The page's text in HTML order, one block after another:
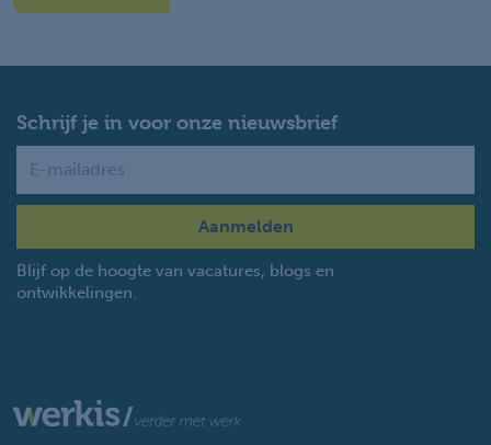
Schrijf je in voor onze nieuwsbrief
Blijf op de hoogte van vacatures, blogs en
ontwikkelingen.